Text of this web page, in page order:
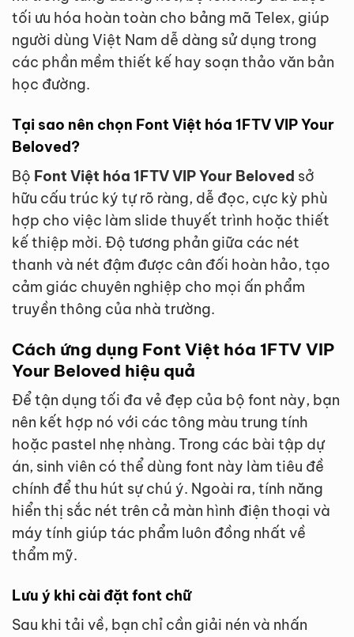
tối ưu hóa hoàn toàn cho bảng mã Telex, giúp
người dùng Việt Nam dễ dàng sử dụng trong
các phần mềm thiết kế hay soạn thảo văn bản
học đường.
Tại sao nên chọn Font Việt hóa 1FTV VIP Your
Beloved?
Bộ Font Việt hóa 1FTV VIP Your Beloved sở
hữu cấu trúc ký tự rõ ràng, dễ đọc, cực kỳ phù
hợp cho việc làm slide thuyết trình hoặc thiết
kế thiệp mời. Độ tương phản giữa các nét
thanh và nét đậm được cân đối hoàn hảo, tạo
cảm giác chuyên nghiệp cho mọi ấn phẩm
truyền thông của nhà trường.
Cách ứng dụng Font Việt hóa 1FTV VIP
Your Beloved hiệu quả
Để tận dụng tối đa vẻ đẹp của bộ font này, bạn
nên kết hợp nó với các tông màu trung tính
hoặc pastel nhẹ nhàng. Trong các bài tập dự
án, sinh viên có thể dùng font này làm tiêu đề
chính để thu hút sự chú ý. Ngoài ra, tính năng
hiển thị sắc nét trên cả màn hình điện thoại và
máy tính giúp tác phẩm luôn đồng nhất về
thẩm mỹ.
Lưu ý khi cài đặt font chữ
Sau khi tải về, bạn chỉ cần giải nén và nhấn